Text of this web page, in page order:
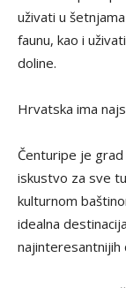
uživati u
faunu, kao i
doline.
Hrvatska ima
Čenturipe je
iskustvo za sve
kulturnom
idealna
najinteresantnijih